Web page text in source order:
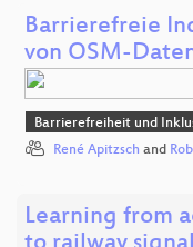
Barrierefreie
von OSM-
Barrierefreiheit und
René Apitzsch and
Learning from